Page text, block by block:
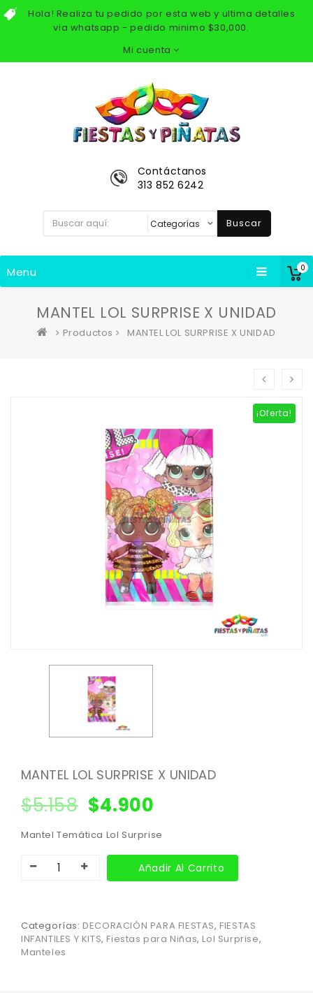
Hola! Realiza tu pedido por esta web y ultima detalles
via whatsapp - pedido minimo $30,000.
Mi cuenta
0
Contáctanos
313 852 6242
Buscar
Menu
MANTEL LOL SURPRISE X UNIDAD
Productos MANTEL LOL SURPRISE X UNIDAD
¡Oferta!
MANTEL LOL SURPRISE X UNIDAD
$5.158 $4.900
Mantel Temática Lol Surprise
Añadir Al Carrito
Categorías: DECORACIÓN PARA FIESTAS, FIESTAS
INFANTILES Y KITS, Fiestas para Niñas, Lol Surprise,
Manteles